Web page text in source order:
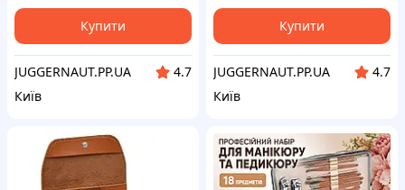
Купити
JUGGERNAUT.PP.UA
4.7
Київ
Купити
JUGGERNAUT.PP.UA
4.7
Київ